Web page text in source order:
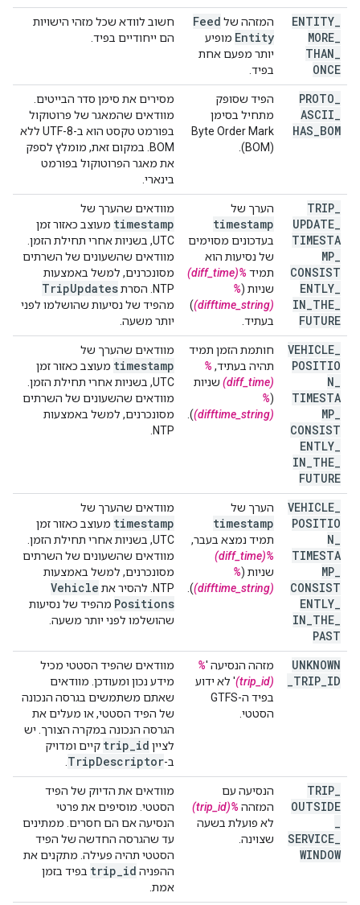
ENTITY
MORE
THAN
ONCE
המזהה של Feed
Entity מופיע
יותר מפעם אחת
בפיד.
חשוב לוודא שכל מזהי הישויות
הם ייחודיים בפיד.
PROTO
ASCII
HAS BOM
הפיד שסופק
מתחיל בסימן
(BOM).
מסירים את סימן סדר הבייטים.
מוודאים שהמאגר של פרוטוקול
בפורמט טקסט הוא ב-UTF-8 ללא
BOM. במקום זאת, מומלץ לספק
את מאגר הפרוטוקול בפורמט
בינארי.
TRIP
UPDATE
TIMESTA
MP
CONSIST
ENTLY
IN THE
FUTURE
הערך של
timestamp
בעדכונים מסוימים
של נסיעות הוא
תמיד %(diff_time)
שניות (%
(difftime_string)
)
בעתיד.
מוודאים שהערך של
timestamp מעוצב כאזור זמן
UTC, בשניות אחרי תחילת הזמן.
מוודאים שהשעונים של השרתים
מסונכרנים, למשל באמצעות
NTP. הסרת
TripUpdates
מהפיד של נסיעות שהושלמו לפני
יותר משעה.
VEHICLE
POSITIO
N
TIMESTA
MP
CONSIST
ENTLY
IN THE
FUTURE
חותמת הזמן תמיד
תהיה בעתיד, %
(diff_time)
שניות
(
%
(difftime_string)
).
מוודאים שהערך של
timestamp מעוצב כאזור זמן
UTC, בשניות אחרי תחילת הזמן.
מוודאים שהשעונים של השרתים
מסונכרנים, למשל באמצעות
NTP.
VEHICLE
POSITIO
N
TIMESTA
MP
CONSIST
ENTLY
IN THE
PAST
הערך של
timestamp
תמיד נמצא בעבר,
%(diff_time)
שניות (%
(difftime_string)
).
מוודאים שהערך של
timestamp מעוצב כאזור זמן
UTC, בשניות אחרי תחילת הזמן.
מוודאים שהשעונים של השרתים
מסונכרנים, למשל באמצעות
NTP. להסיר את
Vehicle
Positions מהפיד של נסיעות
שהושלמו לפני יותר משעה.
UNKNOWN
TRIP ID
מזהה הנסיעה '%
(trip_id)
' לא ידוע
בפיד ה-GTFS
הסטטי.
מוודאים שהפיד הסטטי מכיל
מידע נכון ומעודכן. מוודאים
שאתם משתמשים בגרסה הנכונה
של הפיד הסטטי, או מעלים את
הגרסה הנכונה במקרה הצורך. יש
לציין
trip id
קיים ומדויק
ב-
TripDescriptor
TRIP
OUTSIDE
SERVICE
WINDOW
הנסיעה עם
המזהה %(trip_id)
לא פועלת בשעה
שצוינה.
מוודאים את הדיוק של הפיד
הסטטי. מוסיפים את פרטי
הנסיעה אם הם חסרים. ממתינים
עד שהגרסה החדשה של הפיד
הסטטי תהיה פעילה. מתקנים את
ההפניה
trip id
בפיד בזמן
אמת.